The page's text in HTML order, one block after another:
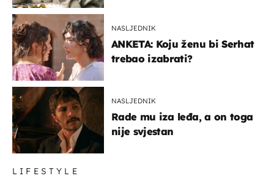
NASLJEDNIK
ANKETA: Koju ženu bi Serhat
trebao izabrati?
NASLJEDNIK
Rade mu iza leđa, a on toga
nije svjestan
LIFESTYLE